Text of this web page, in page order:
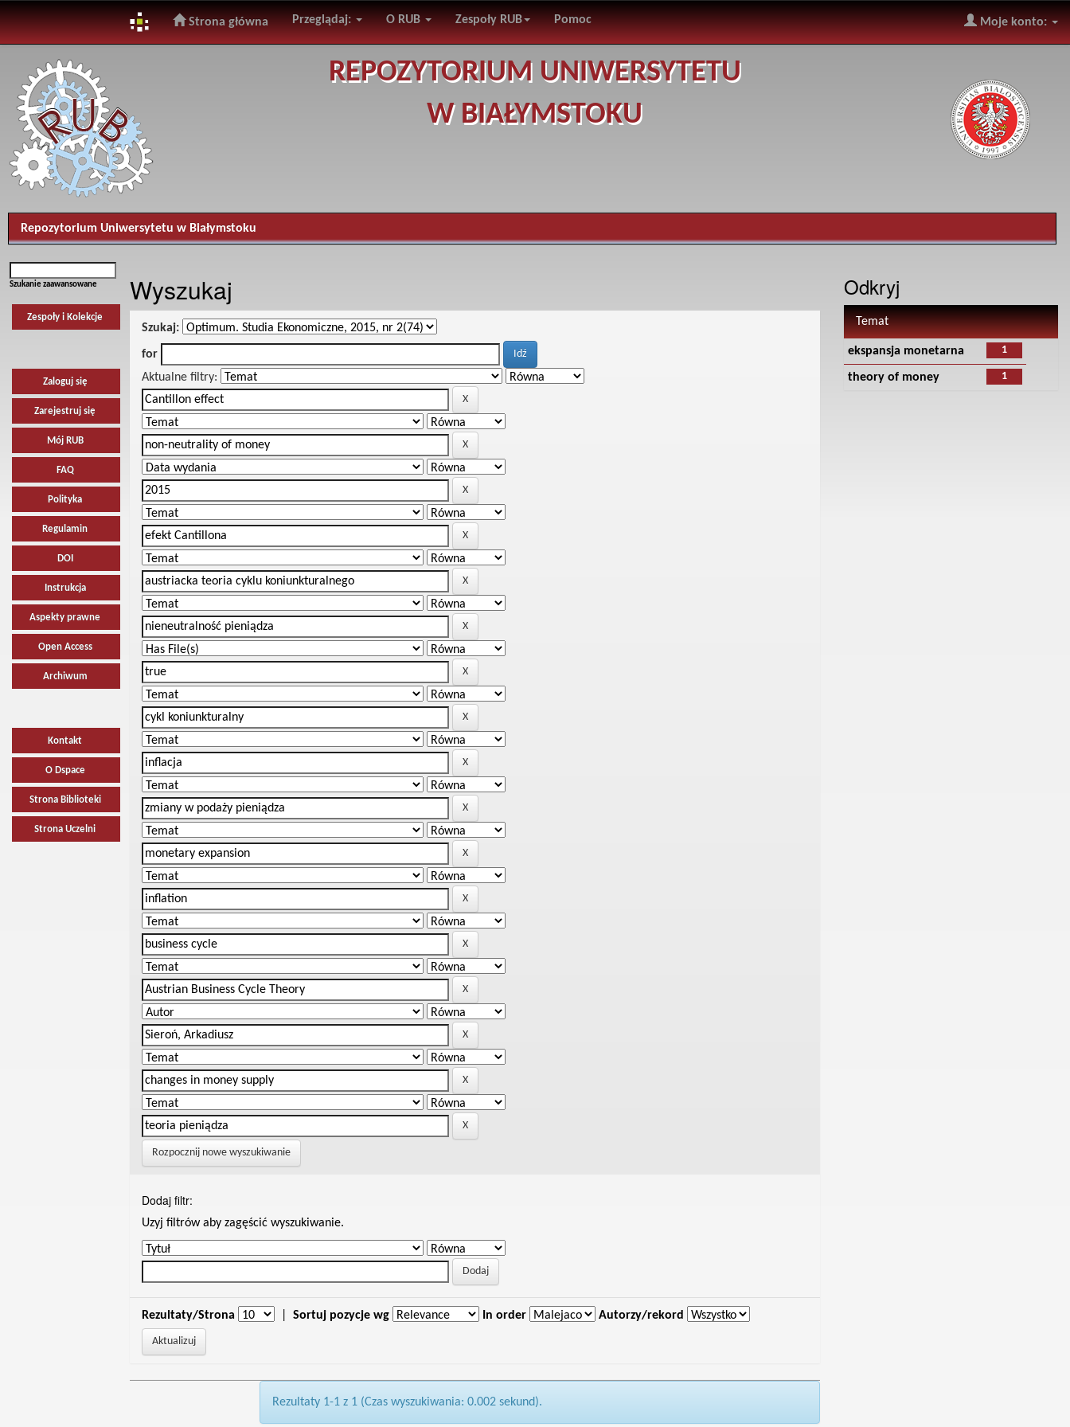
navigation
Strona główna Przeglądaj: O RUB Zespoły RUB Pomoc Moje konto:
REPOZYTORIUM UNIWERSYTETU
W BIAŁYMSTOKU
Repozytorium Uniwersytetu w Białymstoku
Szukanie zaawansowane
Zespoły i Kolekcje
Zaloguj się
Zarejestruj się
Mój RUB
FAQ
Polityka
Regulamin
DOI
Instrukcja
Aspekty prawne
Open Access
Archiwum
Kontakt
O Dspace
Strona Biblioteki
Strona Uczelni
Wyszukaj
Szukaj:
for
Aktualne filtry:
Rozpocznij nowe wyszukiwanie
Dodaj filtr:
Uzyj filtrów aby zagęścić wyszukiwanie.
Rezultaty/Strona Sortuj pozycje wg In order Autorzy/rekord
Rezultaty 1-1 z 1 (Czas wyszukiwania: 0.002 sekund).
Odkryj
Temat
1
ekspansja monetarna
1
theory of money